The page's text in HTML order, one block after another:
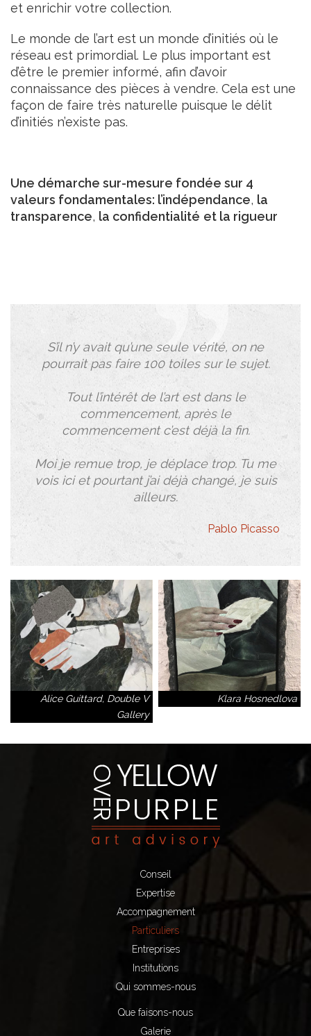
et enrichir votre collection.
Le monde de l’art est un monde d’initiés où le
réseau est primordial. Le plus important est
d’être le premier informé, afin d’avoir
connaissance des pièces à vendre. Cela est une
façon de faire très naturelle puisque le délit
d’initiés n’existe pas.
Une démarche sur-mesure fondée sur 4
valeurs fondamentales: l’indépendance, la
transparence, la confidentialité et la rigueur
S’il n’y avait qu’une seule vérité, on ne
pourrait pas faire 100 toiles sur le sujet.
Tout l’intérêt de l’art est dans le
commencement, après le
commencement c’est déjà la fin.
Moi je remue trop, je déplace trop. Tu me
vois ici et pourtant j’ai déjà changé, je suis
ailleurs.
Pablo Picasso
Alice Guittard, Double V
Gallery
Klara Hosnedlova
Conseil
Expertise
Accompagnement
Particuliers
Entreprises
Institutions
Qui sommes-nous
Que faisons-nous
Galerie